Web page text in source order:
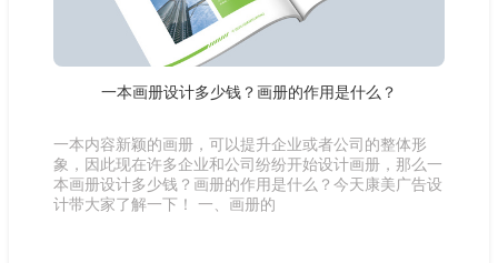
一本画册设计多少钱？画册的作用是什么？
一本内容新颖的画册，可以提升企业或者公司的整体形
象，因此现在许多企业和公司纷纷开始设计画册，那么一
本画册设计多少钱？画册的作用是什么？今天康美广告设
计带大家了解一下！ 一、画册的